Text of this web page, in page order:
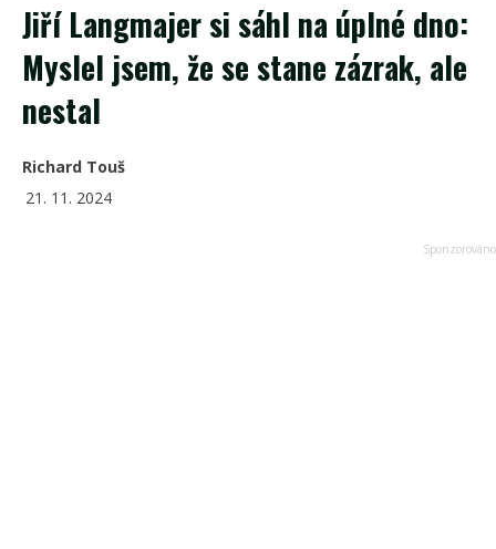
Jiří Langmajer si sáhl na úplné dno:
Myslel jsem, že se stane zázrak, ale
nestal
Richard Touš
21. 11. 2024